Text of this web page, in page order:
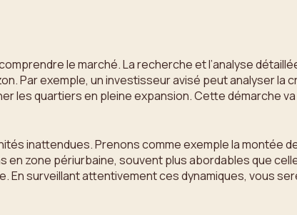
le marché. La recherche et l’analyse
Par exemple, un investisseur avisé peut analyser la
les quartiers en pleine expansion. Cette démarche
inattendues. Prenons comme exemple la montée
en zone périurbaine, souvent plus abordables que
surveillant attentivement ces dynamiques, vous